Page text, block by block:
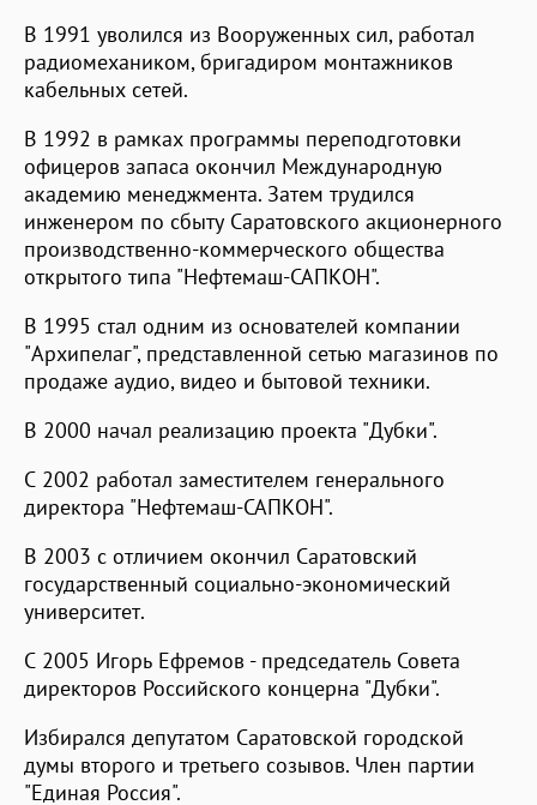
В 1991 уволился из Вооруженных сил, работал
радиомехаником, бригадиром монтажников
кабельных сетей.
В 1992 в рамках программы переподготовки
офицеров запаса окончил Международную
академию менеджмента. Затем трудился
инженером по сбыту Саратовского акционерного
производственно-коммерческого общества
открытого типа "Нефтемаш-САПКОН".
В 1995 стал одним из основателей компании
"Архипелаг", представленной сетью магазинов по
продаже аудио, видео и бытовой техники.
В 2000 начал реализацию проекта "Дубки".
С 2002 работал заместителем генерального
директора "Нефтемаш-САПКОН".
В 2003 с отличием окончил Саратовский
государственный социально-экономический
университет.
С 2005 Игорь Ефремов - председатель Совета
директоров Российского концерна "Дубки".
Избирался депутатом Саратовской городской
думы второго и третьего созывов. Член партии
"Единая Россия".